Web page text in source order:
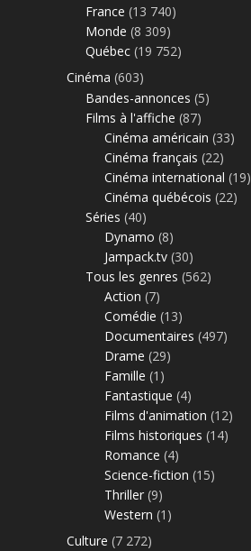
France (13 740)
Monde (8 309)
Québec (19 752)
Cinéma (603)
Bandes-annonces (5)
Films à l'affiche (87)
Cinéma américain (33)
Cinéma français (22)
Cinéma international (19)
Cinéma québécois (22)
Séries (40)
Dynamo (8)
Jampack.tv (30)
Tous les genres (562)
Action (7)
Comédie (13)
Documentaires (497)
Drame (29)
Famille (1)
Fantastique (4)
Films d'animation (12)
Films historiques (14)
Romance (4)
Science-fiction (15)
Thriller (9)
Western (1)
Culture (7 272)